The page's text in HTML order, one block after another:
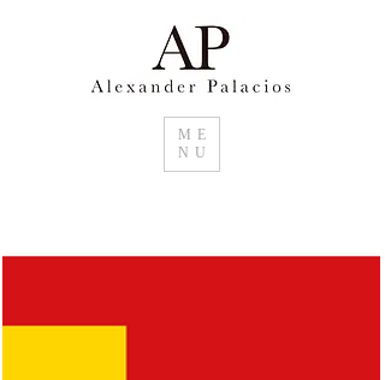
ME
NU
ihr Zuhause. Unikate oder Editionen im